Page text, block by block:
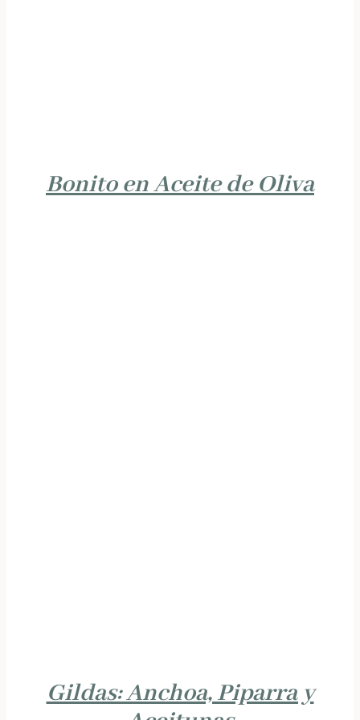
Bonito en Aceite de Oliva
Gildas: Anchoa, Piparra y